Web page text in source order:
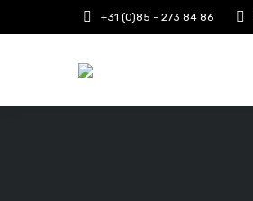
+31 (0)85 - 273 84 86